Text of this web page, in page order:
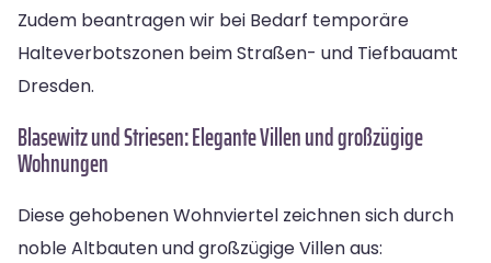
Zudem beantragen wir bei Bedarf temporäre
Halteverbotszonen beim Straßen- und Tiefbauamt
Dresden.
Blasewitz und Striesen: Elegante Villen und großzügige
Wohnungen
Diese gehobenen Wohnviertel zeichnen sich durch
noble Altbauten und großzügige Villen aus: